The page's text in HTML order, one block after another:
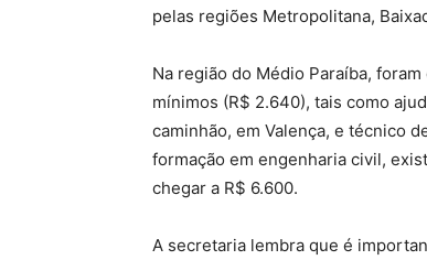
pelas regiões Metropolitana,
Na região do Médio Paraíba,
mínimos (R$ 2.640), tais como
caminhão, em Valença, e técnico
formação em engenharia civil,
chegar a R$ 6.600.
A secretaria lembra que é